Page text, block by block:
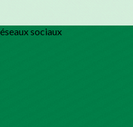
sociaux